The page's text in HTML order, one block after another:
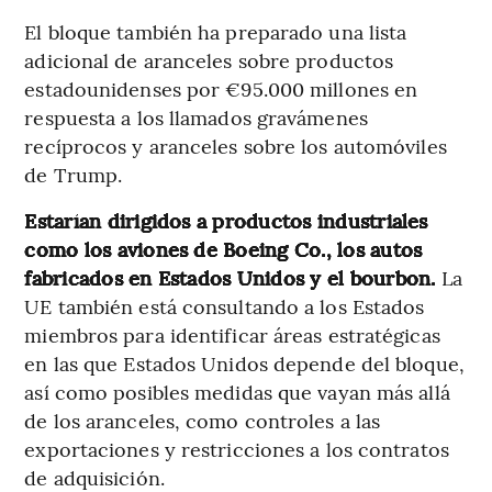
El bloque también ha preparado una lista
adicional de aranceles sobre productos
estadounidenses por €95.000 millones en
respuesta a los llamados gravámenes
recíprocos y aranceles sobre los automóviles
de Trump.
Estarían dirigidos a productos industriales
como los aviones de Boeing Co., los autos
fabricados en Estados Unidos y el bourbon. La
UE también está consultando a los Estados
miembros para identificar áreas estratégicas
en las que Estados Unidos depende del bloque,
así como posibles medidas que vayan más allá
de los aranceles, como controles a las
exportaciones y restricciones a los contratos
de adquisición.